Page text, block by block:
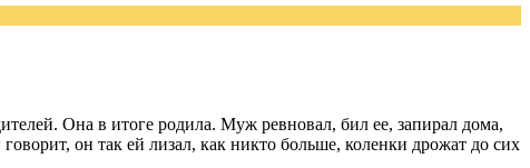
Она в итоге родила. Муж ревновал, бил ее, запирал дома,
он так ей лизал, как никто больше, коленки дрожат до сих